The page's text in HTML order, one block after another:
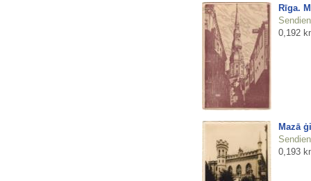
Rīga.
0,192
Mazā
0,193